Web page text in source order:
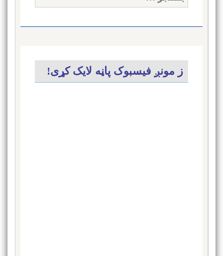
برای:
ز مونږ فیسبوک پاڼه لایک کړی!